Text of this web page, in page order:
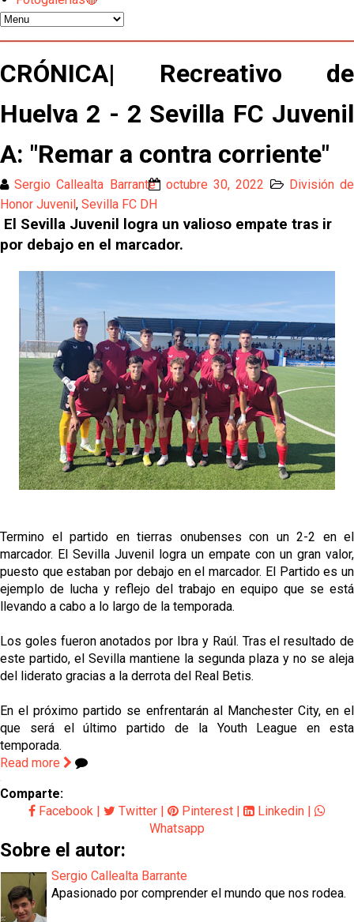
Emery quiere pescar en el Atleti , el Villareal ya
tiene nuevo portero y el Getafe mueve ficha... Las
últimas novedades del mercado de La Liga
Vargas y Sow se incorporan al grupo en la sesión
del martes
Odysseas Vlachodimos: “El objetivo es mejorar la
El Sevilla FC empieza a inscribir a los nuevos
fichajes
Opinión | "Carta abierta a Alberto Flores" por Rafa
García
Endrick y Marc Bernal protagonizan las ofertas más
destacadas del día
El Sevilla Juvenil A última detalles en Canarias para
su debut en la Cantalejo Province Cup
La cita ante el Espanyol a domicilio ya tiene horario
El dato que destaca a Agoumé entre las cinco
grandes ligas
Premier
CRÓNICA| Recreativo de
Huelva 2 - 2 Sevilla FC Juvenil
A: "Remar a contra corriente"
Sergio Callealta Barrante octubre 30, 2022
División de
Honor Juvenil , Sevilla FC DH
El Sevilla Juvenil logra un valioso empate tras ir
por debajo en el marcador.
Termino el partido en tierras onubenses con un 2-2 en el
marcador. El Sevilla Juvenil logra un empate con un gran valor,
puesto que estaban por debajo en el marcador. El Partido es un
ejemplo de lucha y reflejo del trabajo en equipo que se está
llevando a cabo a lo largo de la temporada.
Los goles fueron anotados por Ibra y Raúl. Tras el resultado de
este partido, el Sevilla mantiene la segunda plaza y no se aleja
del liderato gracias a la derrota del Real Betis.
En el próximo partido se enfrentarán al Manchester City, en el
que será el último partido de la Youth League en esta
temporada.
Read more
Comparte:
Facebook
Twitter Pinterest Linkedin
Whatsapp
Sobre el autor:
Sergio Callealta Barrante
Apasionado por comprender el mundo que nos rodea.